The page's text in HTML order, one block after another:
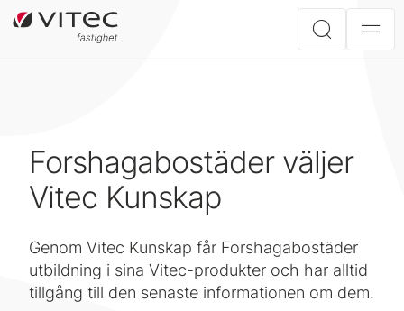
Forshagabostäder väljer
Vitec Kunskap
Genom Vitec Kunskap får Forshagabostäder
utbildning i sina Vitec-produkter och har alltid
tillgång till den senaste informationen om dem.